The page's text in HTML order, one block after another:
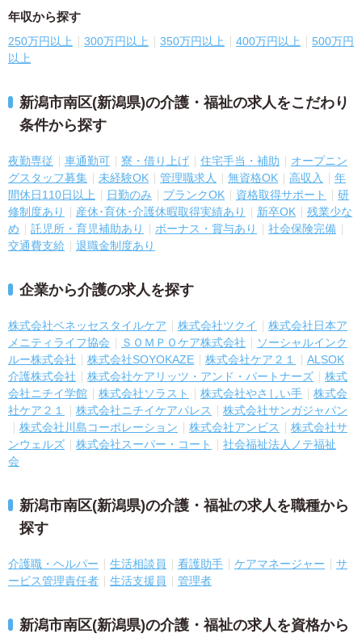
年収から探す
250万円以上 300万円以上 350万円以上 400万円以上
500万円
以上
新潟市南区(新潟県)の介護・福祉の求人をこだわり
条件から探す
夜勤専従 車通勤可 寮・借り上げ 住宅手当・補助
オープニン
グスタッフ募集
未経験OK 管理職求人 無資格OK 高収入
年
間休日110日以上
日勤のみ ブランクOK 資格取得サポート
研
修制度あり
産休･育休･介護休暇取得実績あり 新卒OK
残業少な
め
託児所・育児補助あり ボーナス・賞与あり
社会保険完備
交通費支給
退職金制度あり
企業から介護の求人を探す
株式会社ベネッセスタイルケア 株式会社ツクイ
株式会社日本ア
メニティライフ協会
ＳＯＭＰＯケア株式会社
ソーシャルインク
ルー株式会社
株式会社SOYOKAZE 株式会社ケア２１
ALSOK
介護株式会社
株式会社ケアリッツ・アンド・パートナーズ
株式
会社ニチイ学館
株式会社ソラスト 株式会社やさしい手
株式会
社ケア２１
株式会社ニチイケアパレス
株式会社サンガジャパン
株式会社川島コーポレーション
株式会社アンビス
株式会社サ
ンウェルズ
株式会社スーパー・コート
社会福祉法人ノテ福祉
会
新潟市南区(新潟県)の介護・福祉の求人を職種から
探す
介護職・ヘルパー 生活相談員 看護助手 ケアマネージャー
サ
ービス管理責任者
生活支援員 管理者
新潟市南区(新潟県)の介護・福祉の求人を資格から